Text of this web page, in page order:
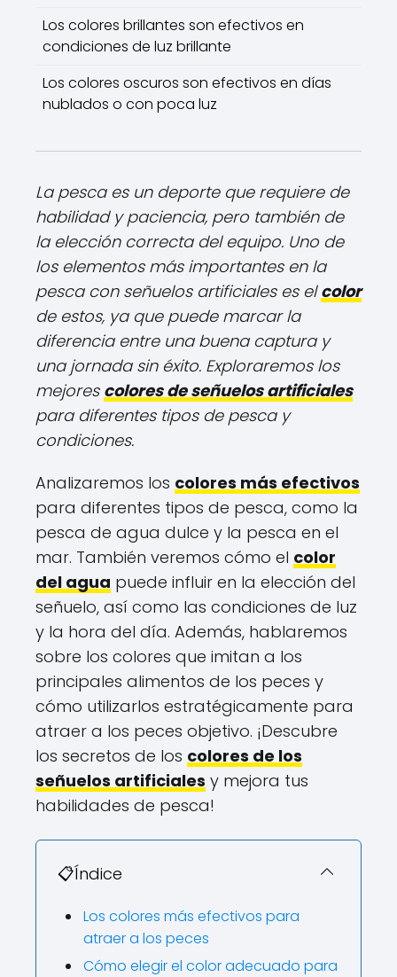
Los colores brillantes son efectivos en
condiciones de luz brillante
Los colores oscuros son efectivos en días
nublados o con poca luz
La pesca es un deporte que requiere de
habilidad y paciencia, pero también de
la elección correcta del equipo. Uno de
los elementos más importantes en la
pesca con señuelos artificiales es elcolor
de estos, ya que puede marcar la
diferencia entre una buena captura y
una jornada sin éxito. Exploraremos los
mejores colores de señuelos artificiales
para diferentes tipos de pesca y
condiciones.
Analizaremos los colores más efectivos
para diferentes tipos de pesca, como la
pesca de agua dulce y la pesca en el
mar. También veremos cómo el color
del agua puede influir en la elección del
señuelo, así como las condiciones de luz
y la hora del día. Además, hablaremos
sobre los colores que imitan a los
principales alimentos de los peces y
cómo utilizarlos estratégicamente para
atraer a los peces objetivo. ¡Descubre
los secretos de los colores de los
señuelos artificiales y mejora tus
habilidades de pesca!
📋Índice
Los colores más efectivos para
atraer a los peces
Cómo elegir el color adecuado para